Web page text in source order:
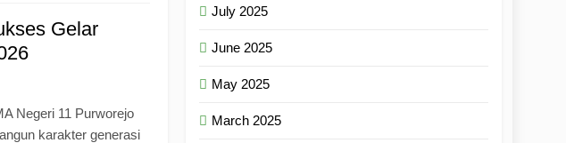
Gelar
Negeri 11 Purworejo
karakter generasi
July 2025
June 2025
May 2025
March 2025